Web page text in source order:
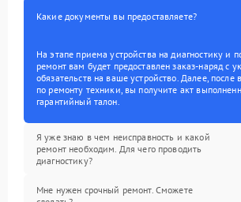
Какие документы вы предоставляете?
На этапе приема устройства на диагностику и
ремонт вам будет предоставлен заказ-наряд с
обязательств на ваше устройство. Далее, после
по ремонту техники, вы получите акт
гарантийный талон.
Я уже знаю в чем неисправность и какой
ремонт необходим. Для чего проводить
диагностику?
Мне нужен срочный ремонт. Сможете